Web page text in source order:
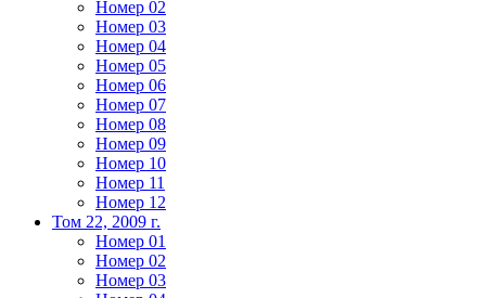
Номер 02
Номер 03
Номер 04
Номер 05
Номер 06
Номер 07
Номер 08
Номер 09
Номер 10
Номер 11
Номер 12
Том 22, 2009 г.
Номер 01
Номер 02
Номер 03